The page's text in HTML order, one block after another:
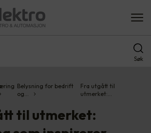
Søk
Belysning for bedrift
og…
Fra utgått til
utmerket:…
til utmerket: